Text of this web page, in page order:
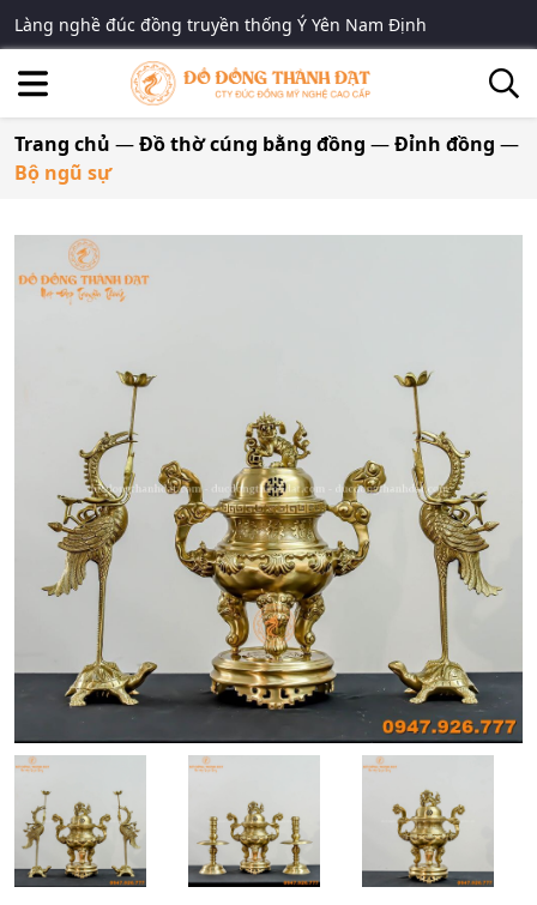
Làng nghề đúc đồng truyền thống Ý Yên Nam Định
Trang chủ —Đồ thờ cúng bằng đồng —Đỉnh đồng —
Bộ ngũ sự